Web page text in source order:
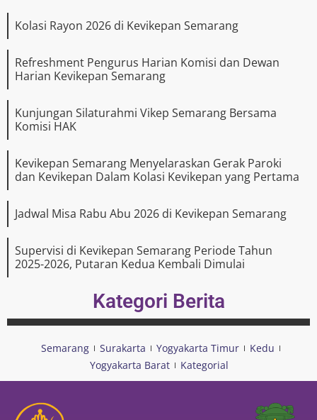
Kolasi Rayon 2026 di Kevikepan Semarang
Refreshment Pengurus Harian Komisi dan Dewan
Harian Kevikepan Semarang
Kunjungan Silaturahmi Vikep Semarang Bersama
Komisi HAK
Kevikepan Semarang Menyelaraskan Gerak Paroki
dan Kevikepan Dalam Kolasi Kevikepan yang Pertama
Jadwal Misa Rabu Abu 2026 di Kevikepan Semarang
Supervisi di Kevikepan Semarang Periode Tahun
2025-2026, Putaran Kedua Kembali Dimulai
Kategori Berita
Semarang Surakarta Yogyakarta Timur
Kedu
Yogyakarta Barat
Kategorial